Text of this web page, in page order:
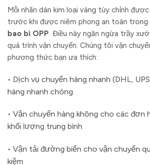
Mỗi nhãn dán kim loại vàng tùy chỉnh
trước khi được niêm phong an toàn
bao bì OPP. Điều này ngăn ngừa trầy
quá trình vận chuyển. Chúng tôi vận
phương thức bạn ưa thích:
• Dịch vụ chuyển hàng nhanh (DHL,
hàng nhanh chóng
• Vận chuyển hàng không cho các đơn
khối lượng trung bình
• Vận tải đường biển cho vận chuyển
kiệm